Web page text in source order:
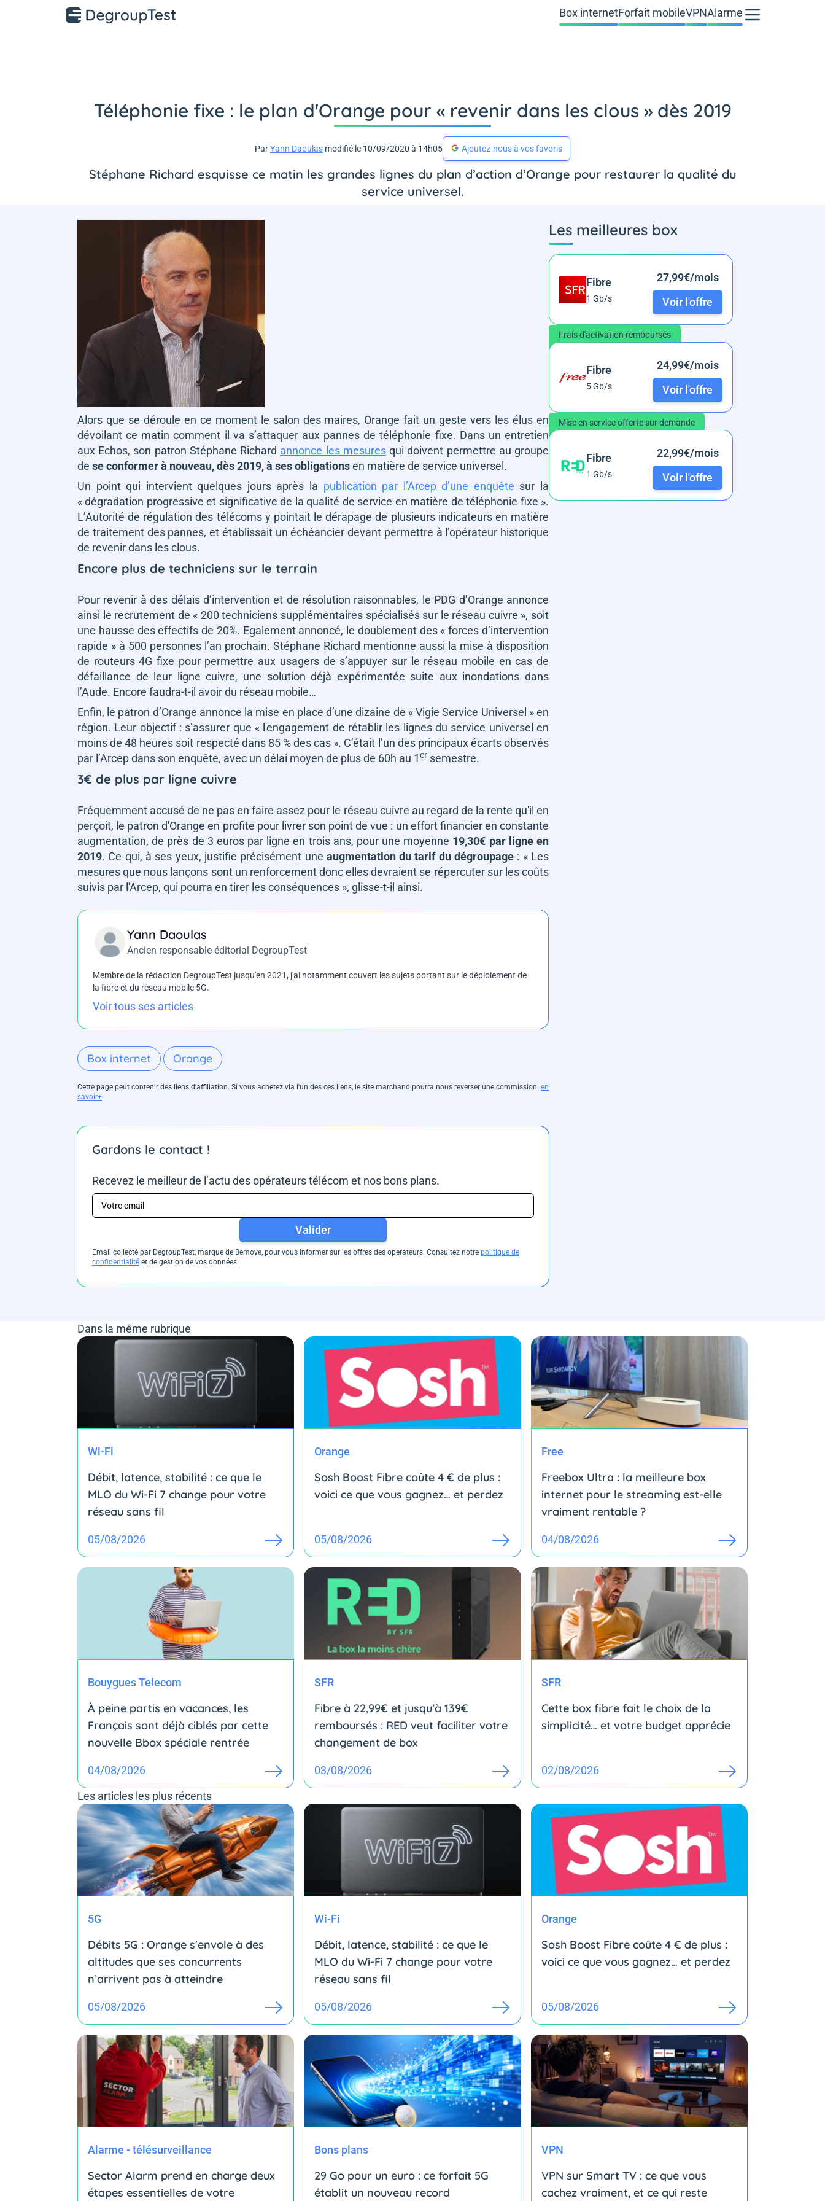
Box internetForfait mobileVPNAlarme
Téléphonie fixe : le plan d'Orange pour « revenir dans les clous » dès 2019
ParYann Daoulas modifié le 10/09/2020 à 14h05 Ajoutez-nous à vos favoris
Stéphane Richard esquisse ce matin les grandes lignes du plan d’action d’Orange pour restaurer la qualité du
service universel.
Alors que se déroule en ce moment le salon des maires, Orange fait un geste vers les élus en
dévoilant ce matin comment il va s’attaquer aux pannes de téléphonie fixe. Dans un entretien
aux Echos, son patron Stéphane Richard annonce les mesuresqui doivent permettre au groupe
de se conformer à nouveau, dès 2019, à ses obligationsen matière de service universel.
Un point qui intervient quelques jours après la publication par l’Arcep d’une enquête sur la
« dégradation progressive et significative de la qualité de service en matière de téléphonie fixe ».
L’Autorité de régulation des télécoms y pointait le dérapage de plusieurs indicateurs en matière
de traitement des pannes, et établissait un échéancier devant permettre à l’opérateur historique
de revenir dans les clous.
Encore plus de techniciens sur le terrain
Pour revenir à des délais d’intervention et de résolution raisonnables, le PDG d’Orange annonce
ainsi le recrutement de « 200 techniciens supplémentaires spécialisés sur le réseau cuivre », soit
une hausse des effectifs de 20%. Egalement annoncé, le doublement des « forces d’intervention
rapide » à 500 personnes l’an prochain. Stéphane Richard mentionne aussi la mise à disposition
de routeurs 4G fixe pour permettre aux usagers de s’appuyer sur le réseau mobile en cas de
défaillance de leur ligne cuivre, une solution déjà expérimentée suite aux inondations dans
l’Aude. Encore faudra-t-il avoir du réseau mobile…
Enfin, le patron d’Orange annonce la mise en place d’une dizaine de « Vigie Service Universel » en
région. Leur objectif : s’assurer que « l'engagement de rétablir les lignes du service universel en
moins de 48 heures soit respecté dans 85 % des cas ». C’était l’un des principaux écarts observés
par l’Arcep dans son enquête, avec un délai moyen de plus de 60h au 1er semestre.
3€ de plus par ligne cuivre
Fréquemment accusé de ne pas en faire assez pour le réseau cuivre au regard de la rente qu'il en
perçoit, le patron d'Orange en profite pour livrer son point de vue : un effort financier en constante
augmentation, de près de 3 euros par ligne en trois ans, pour une moyenne 19,30€ par ligne en
2019. Ce qui, à ses yeux, justifie précisément une augmentation du tarif du dégroupage : « Les
mesures que nous lançons sont un renforcement donc elles devraient se répercuter sur les coûts
suivis par l'Arcep, qui pourra en tirer les conséquences », glisse-t-il ainsi.
Yann Daoulas
Ancien responsable éditorial DegroupTest
Membre de la rédaction DegroupTest jusqu'en 2021, j'ai notamment couvert les sujets portant sur le déploiement de
la fibre et du réseau mobile 5G.
Voir tous ses articles
Box internet Orange
Cette page peut contenir des liens d’affiliation. Si vous achetez via l'un des ces liens, le site marchand pourra nous reverser une commission. en
savoir+
Gardons le contact !
Recevez le meilleur de l’actu des opérateurs télécom et nos bons plans.
Valider
Email collecté par DegroupTest, marque de Bemove, pour vous informer sur les offres des opérateurs. Consultez notre politique de
confidentialité et de gestion de vos données.
Les meilleures box
Fibre
1 Gb/s
27,99€/mois
Voir l'offre
Frais d'activation remboursés
Fibre
5 Gb/s
24,99€/mois
Voir l'offre
Mise en service offerte sur demande
Fibre
1 Gb/s
22,99€/mois
Voir l'offre
Dans la même rubrique
Wi-Fi
Débit, latence, stabilité : ce que le
MLO du Wi-Fi 7 change pour votre
réseau sans fil
05/08/2026
Orange
Sosh Boost Fibre coûte 4 € de plus :
voici ce que vous gagnez… et perdez
05/08/2026
Free
Freebox Ultra : la meilleure box
internet pour le streaming est-elle
vraiment rentable ?
04/08/2026
Bouygues Telecom
À peine partis en vacances, les
Français sont déjà ciblés par cette
nouvelle Bbox spéciale rentrée
04/08/2026
SFR
Fibre à 22,99€ et jusqu’à 139€
remboursés : RED veut faciliter votre
changement de box
03/08/2026
SFR
Cette box fibre fait le choix de la
simplicité… et votre budget apprécie
02/08/2026
Les articles les plus récents
5G
Débits 5G : Orange s'envole à des
altitudes que ses concurrents
n’arrivent pas à atteindre
05/08/2026
Wi-Fi
Débit, latence, stabilité : ce que le
MLO du Wi-Fi 7 change pour votre
réseau sans fil
05/08/2026
Orange
Sosh Boost Fibre coûte 4 € de plus :
voici ce que vous gagnez… et perdez
05/08/2026
Alarme - télésurveillance
Sector Alarm prend en charge deux
étapes essentielles de votre
Bons plans
29 Go pour un euro : ce forfait 5G
établit un nouveau record
VPN
VPN sur Smart TV : ce que vous
cachez vraiment, et ce qui reste